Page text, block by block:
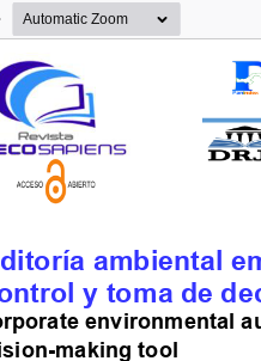
Zoom
ambiental
y toma de
environmental
-making tool